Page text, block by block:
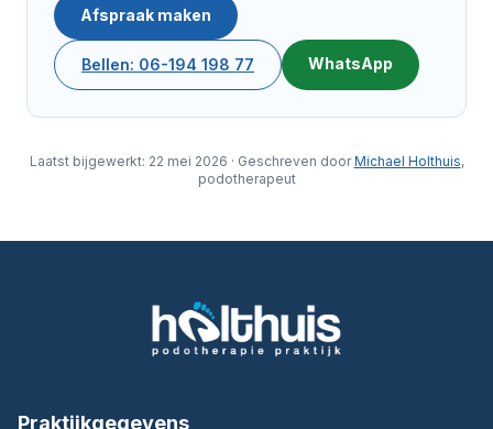
Afspraak maken
Bellen: 06-194 198 77 WhatsApp
Laatst bijgewerkt: 22 mei 2026 · Geschreven door Michael Holthuis,
podotherapeut
Praktijkgegevens